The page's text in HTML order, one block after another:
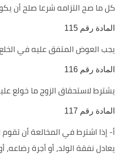
كل ما صح التزامه شرعا صلح أن
المادة رقم 115
يجب العوض المتفق عليه في
المادة رقم 116
يشترط لاستحقاق الزوج ما خولع
المادة رقم 117
أ- إذا اشترط في المخالعة أن تقوم
يعادل نفقة الولد، أو أجرة